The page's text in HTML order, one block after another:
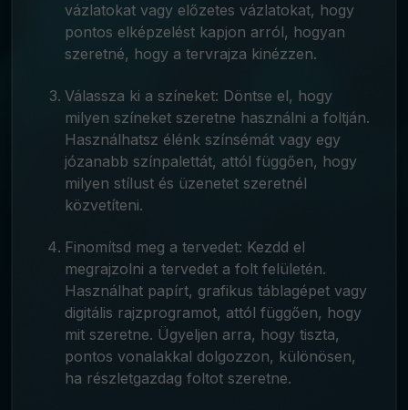
vázlatokat vagy előzetes vázlatokat, hogy
pontos elképzelést kapjon arról, hogyan
szeretné, hogy a tervrajza kinézzen.
Válassza ki a színeket: Döntse el, hogy
milyen színeket szeretne használni a foltján.
Használhatsz élénk színsémát vagy egy
józanabb színpalettát, attól függően, hogy
milyen stílust és üzenetet szeretnél
közvetíteni.
Finomítsd meg a tervedet: Kezdd el
megrajzolni a tervedet a folt felületén.
Használhat papírt, grafikus táblagépet vagy
digitális rajzprogramot, attól függően, hogy
mit szeretne. Ügyeljen arra, hogy tiszta,
pontos vonalakkal dolgozzon, különösen,
ha részletgazdag foltot szeretne.